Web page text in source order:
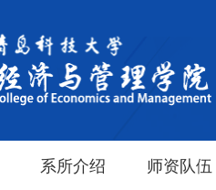
系所介绍 师资队伍